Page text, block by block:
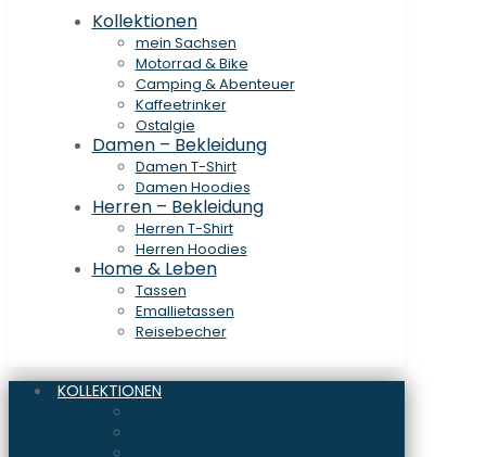
Kollektionen
mein Sachsen
Motorrad & Bike
Camping & Abenteuer
Kaffeetrinker
Ostalgie
Damen – Bekleidung
Damen T-Shirt
Damen Hoodies
Herren – Bekleidung
Herren T-Shirt
Herren Hoodies
Home & Leben
Tassen
Emallietassen
Reisebecher
KOLLEKTIONEN